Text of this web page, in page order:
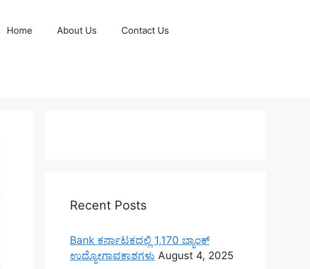
Home About Us Contact Us
Recent Posts
Bank ಕರ್ನಾಟಕದಲ್ಲಿ 1,170 ಬ್ಯಾಂಕ್
ಉದ್ಯೋಗಾವಕಾಶಗಳು August 4, 2025